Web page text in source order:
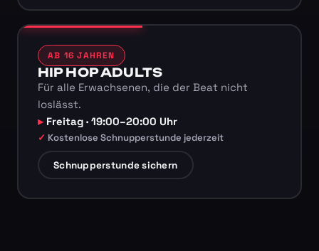
AB 16 JAHREN
HIP HOP ADULTS
Für alle Erwachsenen, die der Beat nicht
loslässt.
Freitag · 19:00–20:00 Uhr
Kostenlose Schnupperstunde jederzeit
Schnupperstunde sichern